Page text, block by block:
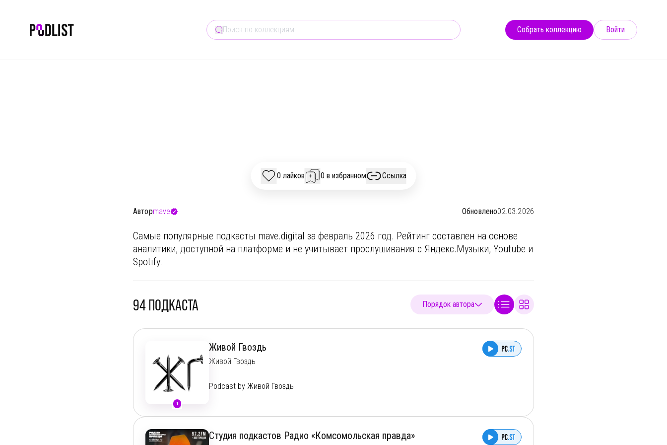
Собрать коллекцию Войти
0 лайков 0 в избранном Ссылка
Авторmave Обновлено02.03.2026
Самые популярные подкасты mave.digital за февраль 2026 год. Рейтинг составлен на основе
аналитики, доступной на платформе и не учитывает прослушивания с Яндекс.Музыки, Youtube и
Spotify.
94ПОДКАСТА Порядок автора
1
Живой Гвоздь
Живой Гвоздь
Podcast by Живой Гвоздь
событиях в мире и стране. Как поступить с финансами и что нас ждет в будущем? Ответят
Студия подкастов Радио «Комсомольская правда»